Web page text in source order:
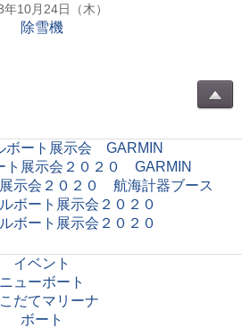
年10月24日（木）
除雪機
ボート展示会 GARMIN
ト展示会２０２０ GARMIN
示会２０２０ 航海計器ブース
ボート展示会２０２０
ボート展示会２０２０
イベント
ニューボート
だてマリーナ
ボート